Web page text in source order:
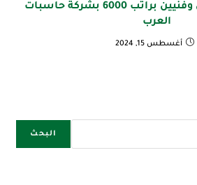
مشرف فرع وبائعين وفنيين براتب 6000 بشركة حاسبات
العرب
أغسطس 15, 2024
البحث